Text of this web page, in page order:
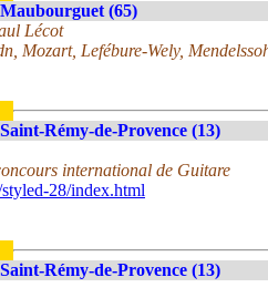
Maubourguet (65)
Lécot
Mozart, Lefébure-Wely,
Saint-Rémy-de-Provence (13)
international de Guitare
28/index.html
Saint-Rémy-de-Provence (13)